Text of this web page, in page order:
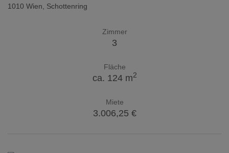
1010 Wien , Schottenring
Zimmer
3
Fläche
ca. 124 m2
Miete
3.006,25 €